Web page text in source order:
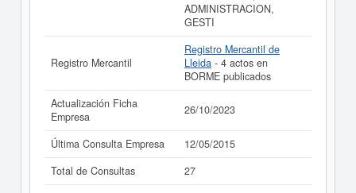
ADMINISTRACION,
GESTI
Registro Mercantil
Registro Mercantil de
Lleida - 4 actos en
BORME publicados
Actualización Ficha
Empresa
26/10/2023
Última Consulta Empresa
12/05/2015
Total de Consultas
27